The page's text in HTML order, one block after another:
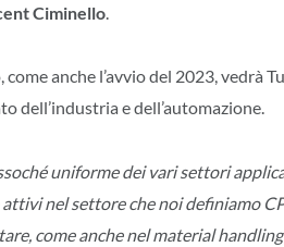
Ciminello
come anche l’avvio del 2023, vedrà
dell’industria e dell’automazione.
uniforme dei vari settori
nel settore che noi definiamo
come anche nel material